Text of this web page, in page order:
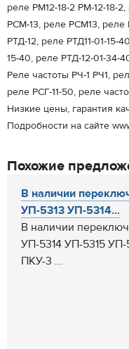
реле РМ12-18-2 РМ-12-18-
РСМ-13, реле РСМ13, реле
РТД-12, реле РТД11-01-15-
15-40, реле РТД-12-01-34-
Реле частоты РЧ-1 РЧ1,
реле РСГ-11-50, реле
Низкие цены, гарантия
Подробности на сайте
Похожие
В наличии
УП-5313 УП-5314...
В наличии
УП-5314 УП-5315 УП-
ПКУ-3 ...